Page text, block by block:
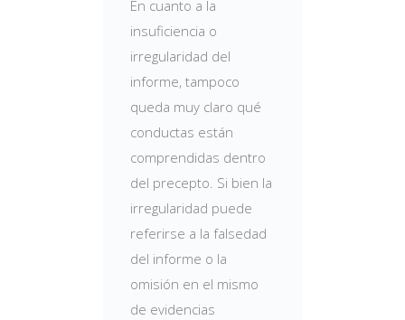
En cuanto a la
insuficiencia o
irregularidad del
informe, tampoco
queda muy claro qué
conductas están
comprendidas dentro
del precepto. Si bien la
irregularidad puede
referirse a la falsedad
del informe o la
omisión en el mismo
de evidencias